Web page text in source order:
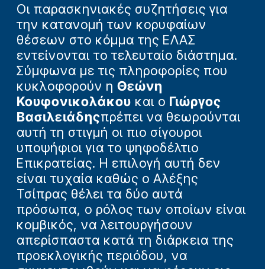
Οι παρασκηνιακές συζητήσεις για
την κατανομή των κορυφαίων
θέσεων στο κόμμα της ΕΛΑΣ
εντείνονται το τελευταίο διάστημα.
Σύμφωνα με τις πληροφορίες που
κυκλοφορούν η Θεώνη
Κουφονικολάκου και ο Γιώργος
Βασιλειάδηςπρέπει να θεωρούνται
αυτή τη στιγμή οι πιο σίγουροι
υποψήφιοι για το ψηφοδέλτιο
Επικρατείας. Η επιλογή αυτή δεν
είναι τυχαία καθώς ο Αλέξης
Τσίπρας θέλει τα δύο αυτά
πρόσωπα, ο ρόλος των οποίων είναι
κομβικός, να λειτουργήσουν
απερίσπαστα κατά τη διάρκεια της
προεκλογικής περιόδου, να